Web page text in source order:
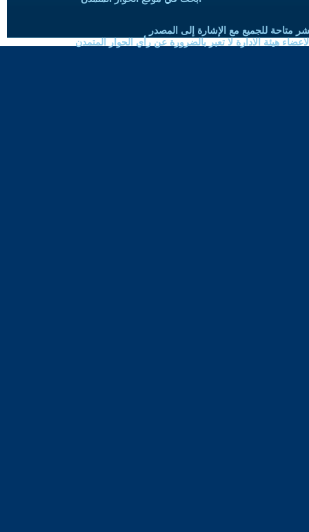
متاحة للجميع مع الإشارة إلى المصدر
هيئة الادارة لا تعبر بالضرورة عن رأي الحوار المتمدن